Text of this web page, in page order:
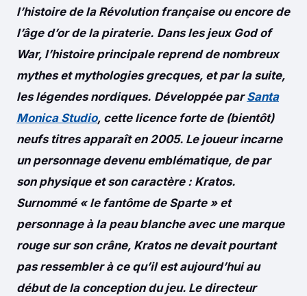
l’histoire de la Révolution française ou encore de
l’âge d’or de la piraterie. Dans les jeux God of
War, l’histoire principale reprend de nombreux
mythes et mythologies grecques, et par la suite,
les légendes nordiques. Développée parSanta
Monica Studio, cette licence forte de (bientôt)
neufs titres apparaît en 2005. Le joueur incarne
un personnage devenu emblématique, de par
son physique et son caractère : Kratos.
Surnommé « le fantôme de Sparte » et
personnage à la peau blanche avec une marque
rouge sur son crâne, Kratos ne devait pourtant
pas ressembler à ce qu’il est aujourd’hui au
début de la conception du jeu. Le directeur